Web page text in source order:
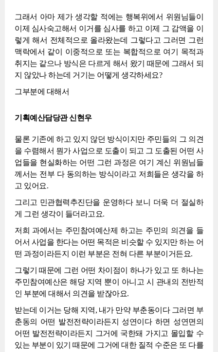
그래서 아마 제가 생각할 적에는 행복위에서 위원님들이
이제 심사숙고해서 이거를 심사를 하고 이제 그 감액을 이
렇게 해서 전체적으로 올라왔는데 그렇다고 그러면 그런
맥락에서 같이 이중적으로 또는 복합적으로 여기 목적과
취지는 같으나 방식은 다르게 해서 왔기 때문에 그래서 되
지 않았나 하는데 거기는 어떻게 생각하세요?
그부분에 대해서
기획예산담당관 신현우
물론 기존에 하고 있지 않던 방식이지만 주민들의 그 의견
을 수렴해서 뭔가 사업으로 도출이 되고 그 도출된 어떤 사
업들을 현실화하는 어떤 그런 과정은 여기 계신 위원님들
께서는 전부 다 동의하는 방식이라고 저희들은 생각을 하
고 있어요.
그리고 민관협력추진단을 운영하다 보니 더욱 더 절실하
게 그런 생각이 들더라고요.
저희 과에서는 주민참여예산제 하고는 주민의 의견을 들
어서 사업을 한다는 어떤 목적은 비슷할 수 있지만 하는 어
떤 과정이라든지 이런 부분은 전혀 다른 부분이거든요.
그렇기 때문에 그런 어떤 차이점이 하나가 있고 또 하나는
주민참여예산은 해당 지역 뿐이 아니고 시 관내의 전반적
인 부분에 대해서 의견을 받잖아요.
받는데 이거는 당해 지역, 내가 만약 부춘동이다 그러면 부
춘동의 어떤 발전전략이라든지 성연이다 하면 성연면의
어떤 발전전략이라든지 그거에 국한돼 가지고 몰입할 수
있는 부분이 있기 때문에 그거에 대한 질적 수준은 또 다를